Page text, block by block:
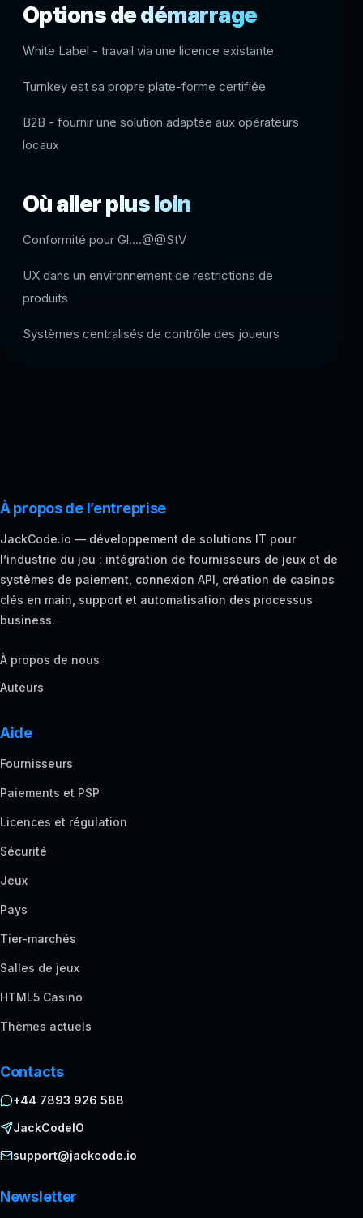
Options de démarrage
White Label - travail via une licence existante
Turnkey est sa propre plate-forme certifiée
B2B - fournir une solution adaptée aux opérateurs
locaux
Où aller plus loin
Conformité pour Gl....@@StV
UX dans un environnement de restrictions de
produits
Systèmes centralisés de contrôle des joueurs
À propos de l’entreprise
JackCode.io — développement de solutions IT pour
l’industrie du jeu : intégration de fournisseurs de jeux et de
systèmes de paiement, connexion API, création de casinos
clés en main, support et automatisation des processus
business.
À propos de nous
Auteurs
Aide
Fournisseurs
Paiements et PSP
Licences et régulation
Sécurité
Jeux
Pays
Tier-marchés
Salles de jeux
HTML5 Casino
Thèmes actuels
Contacts
+44 7893 926 588
JackCodeIO
support@jackcode.io
Newsletter